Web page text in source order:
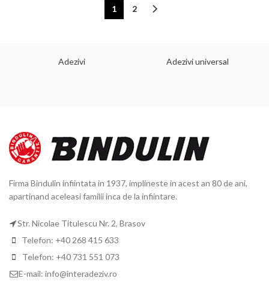
1 2
Adezivi Adezivi universal
Firma Bindulin infiintata in 1937, implineste in acest an 80 de ani,
apartinand aceleasi familii inca de la infiintare.
Str. Nicolae Titulescu Nr. 2, Brasov
Telefon: +40 268 415 633
Telefon: +40 731 551 073
E-mail: info@interadeziv.ro